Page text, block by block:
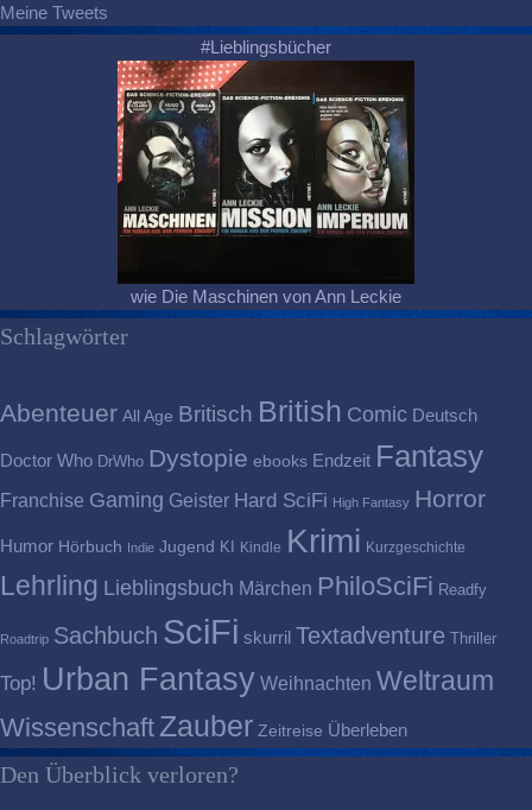
Meine Tweets
#Lieblingsbücher
wie Die Maschinen von Ann Leckie
Schlagwörter
Abenteuer All Age Britisch British Comic Deutsch
Doctor Who DrWho Dystopie ebooks Endzeit Fantasy
Franchise Gaming Geister Hard SciFi High Fantasy Horror
Humor Hörbuch Indie Jugend KI Kindle Krimi Kurzgeschichte
Lehrling Lieblingsbuch Märchen PhiloSciFi Readfy
Roadtrip Sachbuch SciFi skurril Textadventure Thriller
Top! Urban Fantasy Weihnachten Weltraum
Wissenschaft Zauber Zeitreise Überleben
Den Überblick verloren?